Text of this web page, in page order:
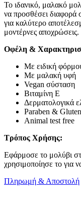
Το ιδανικό, μαλακό
να προσθέσει διαφορά
για καλύτερο
μοντέρνες αποχρώσεις.
Οφέλη &
Με ειδική
Με μαλακή υφή
Vegan σύσταση
Βιταμίνη Ε
Δερματολογικά
Paraben &
Animal test free
Τρόπος Χρήσης:
Εφάρμοσε το μολύβι
χρησιμοποίησε το για
Πληρωμή & Αποστολή